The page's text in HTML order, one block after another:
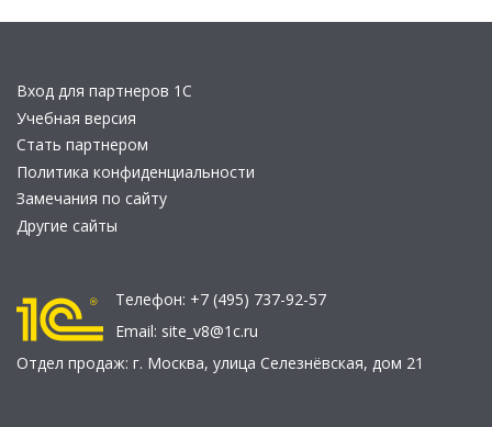
Вход для партнеров 1С
Учебная версия
Стать партнером
Политика конфиденциальности
Замечания по сайту
Другие сайты
Телефон: +7 (495) 737-92-57
Email: site_v8@1c.ru
Отдел продаж: г. Москва, улица Селезнёвская, дом 21